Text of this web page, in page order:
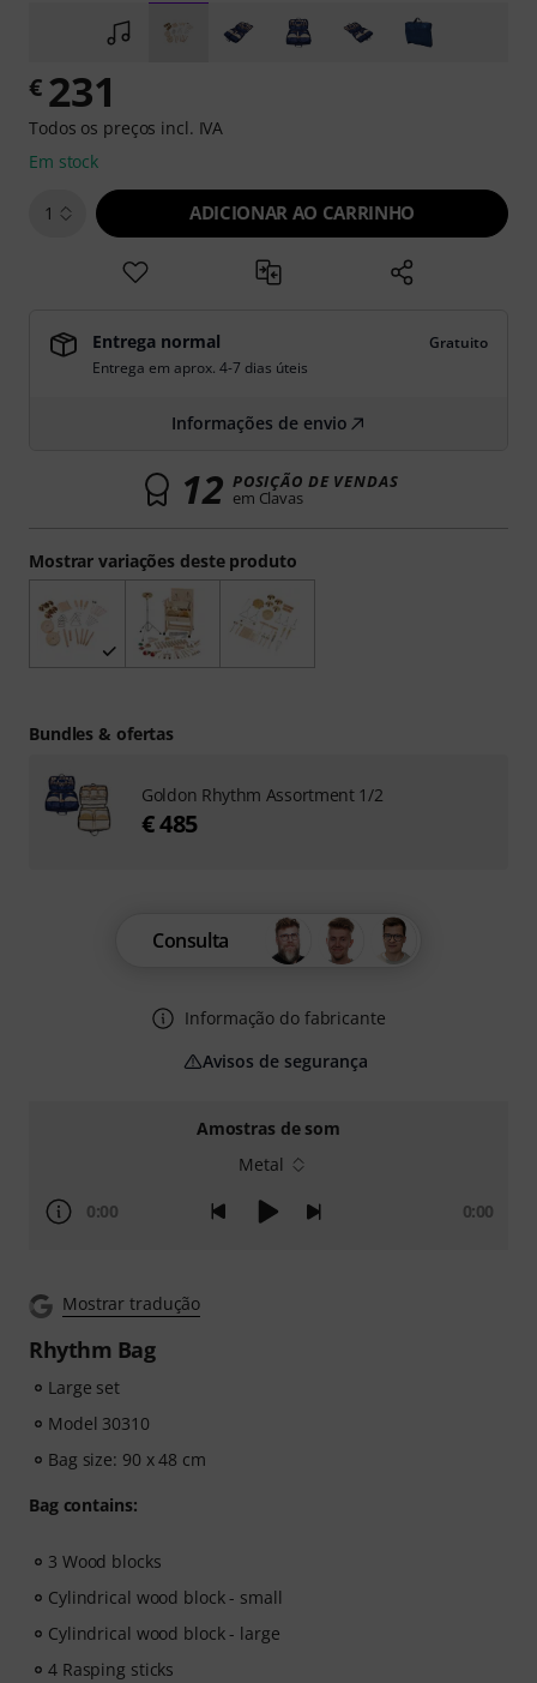
Amostras de som
Metal
0:00 0:00
Mostrar tradução
Rhythm Bag
Large set
Model 30310
Bag size: 90 x 48 cm
Bag contains:
3 Wood blocks
Cylindrical wood block - small
Cylindrical wood block - large
4 Rasping sticks
Mostrar variações deste produto
€ 231
Todos os preços incl. IVA
Em stock
1 ADICIONAR AO CARRINHO
Entrega normal
Gratuito
Entrega em aprox. 4-7 dias úteis
Informações de envio
12 POSIÇÃO DE VENDAS
em Clavas
Consulta
Informação do fabricante
Avisos de segurança
Bundles & ofertas
Goldon Rhythm Assortment 1/2
€ 485